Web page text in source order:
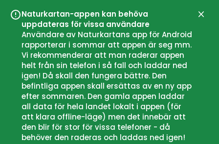
Naturkartan-appen kan behöva
uppdateras för vissa användare
Användare av Naturkartans app för Android
rapporterar i sommar att appen är seg mm.
Vi rekommenderar att man raderar appen
helt från sin telefon i så fall och laddar ned
igen! Då skall den fungera bättre. Den
befintliga appen skall ersättas av en ny app
efter sommaren. Den gamla appen laddar
all data för hela landet lokalt i appen (för
att klara offline-läge) men det innebär att
den blir för stor för vissa telefoner - då
behöver den raderas och laddas ned igen!